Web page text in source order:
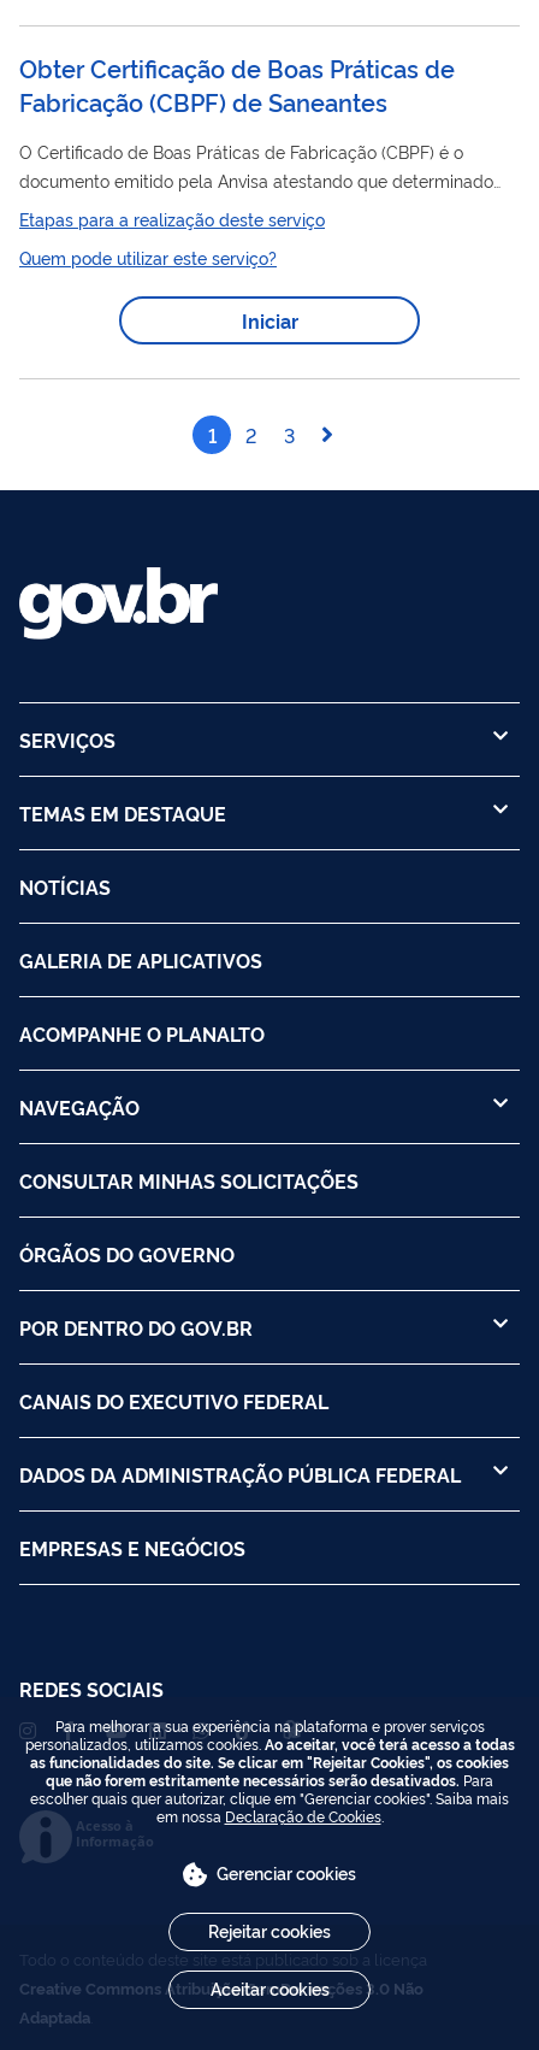
Obter Certificação de Boas Práticas de
Fabricação (CBPF) de Saneantes
O Certificado de Boas Práticas de Fabricação (CBPF) é o
documento emitido pela Anvisa atestando que determinado
estabelecimento cumpre com as Boas Práticas de Fabricação.
O Certificado de Boas Práticas de Distribuição e/ou
Armazenagem (CBPDA) é o documento emitido pela Anvisa
atestando que determinado estabelecimento cumpre com as
Boas Práticas de Distribuição e Armazenagem ou Boas Práticas
serviço, a empresa previamente cadastrada na...
Etapas para a realização deste serviço
Quem pode utilizar este serviço?
Iniciar
1 2 3
SERVIÇOS
TEMAS EM DESTAQUE
NOTÍCIAS
GALERIA DE APLICATIVOS
ACOMPANHE O PLANALTO
NAVEGAÇÃO
CONSULTAR MINHAS SOLICITAÇÕES
ÓRGÃOS DO GOVERNO
POR DENTRO DO GOV.BR
CANAIS DO EXECUTIVO FEDERAL
DADOS DA ADMINISTRAÇÃO PÚBLICA FEDERAL
EMPRESAS E NEGÓCIOS
REDES SOCIAIS
Acesso à
Informação
Todo o conteúdo deste site está publicado sob a licença
Creative Commons Atribuição-SemDerivações 3.0 Não
Adaptada
Para melhorar a sua experiência na plataforma e prover serviços
personalizados, utilizamos cookies. Ao aceitar, você terá acesso a todas
as funcionalidades do site. Se clicar em "Rejeitar Cookies", os cookies
que não forem estritamente necessários serão desativados. Para
escolher quais quer autorizar, clique em "Gerenciar cookies". Saiba mais
em nossa Declaração de Cookies.
Gerenciar cookies
Rejeitar cookies
Aceitar cookies